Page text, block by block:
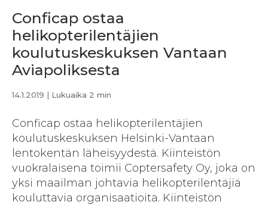
Conficap ostaa
helikopterilentäjien
koulutuskeskuksen Vantaan
Aviapoliksesta
14.1.2019 | Lukuaika 2 min
Conficap ostaa helikopterilentäjien
koulutuskeskuksen Helsinki-Vantaan
lentokentän läheisyydestä. Kiinteistön
vuokralaisena toimii Coptersafety Oy, joka on
yksi maailman johtavia helikopterilentäjiä
kouluttavia organisaatioita. Kiinteistön